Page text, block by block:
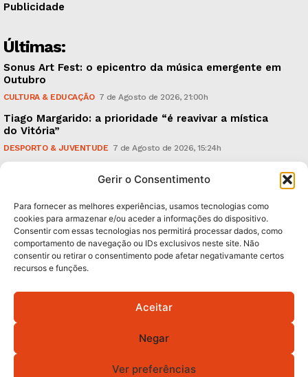
Gerir o Consentimento
Para fornecer as melhores experiências, usamos tecnologias como
cookies para armazenar e/ou aceder a informações do dispositivo.
Consentir com essas tecnologias nos permitirá processar dados, como
comportamento de navegação ou IDs exclusivos neste site. Não
consentir ou retirar o consentimento pode afetar negativamante certos
recursos e funções.
Aceitar
Negar
Ver preferências
Publicidade
Últimas:
Sonus Art Fest: o epicentro da música emergente em
Outubro
CULTURA & EDUCAÇÃO 7 de Agosto de 2026, 21:00h
Tiago Margarido: a prioridade “é reavivar a mística
do Vitória”
DESPORTO & JUVENTUDE 7 de Agosto de 2026, 15:24h
caudais e antecipa situações de risco
Subscreva Newsletter:
QUERO ADERIR
Política de Privacidade